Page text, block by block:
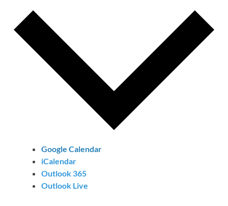
Google Calendar
iCalendar
Outlook 365
Outlook Live